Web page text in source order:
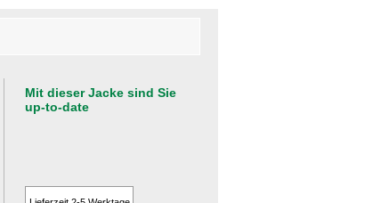
Mit dieser Jacke sind Sie
up-to-date